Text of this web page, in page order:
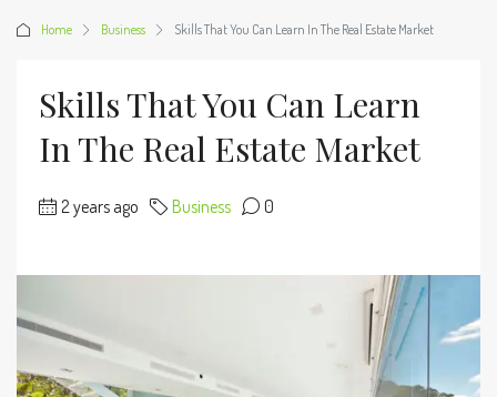
Home Business Skills That You Can Learn In The Real Estate Market
Skills That You Can Learn
In The Real Estate Market
2 years ago Business 0